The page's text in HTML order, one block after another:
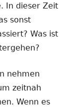
In dieser Zeit
sonst
Was ist
nehmen
zeitnah
Wenn es